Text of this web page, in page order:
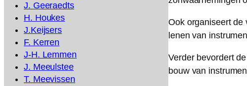
J. Geeraedts
H. Houkes
J.Keijsers
F. Kerren
J-H. Lemmen
J. Meeulstee
T. Meevissen
Ook organiseert de
lenen van
Verder bevordert
bouw van